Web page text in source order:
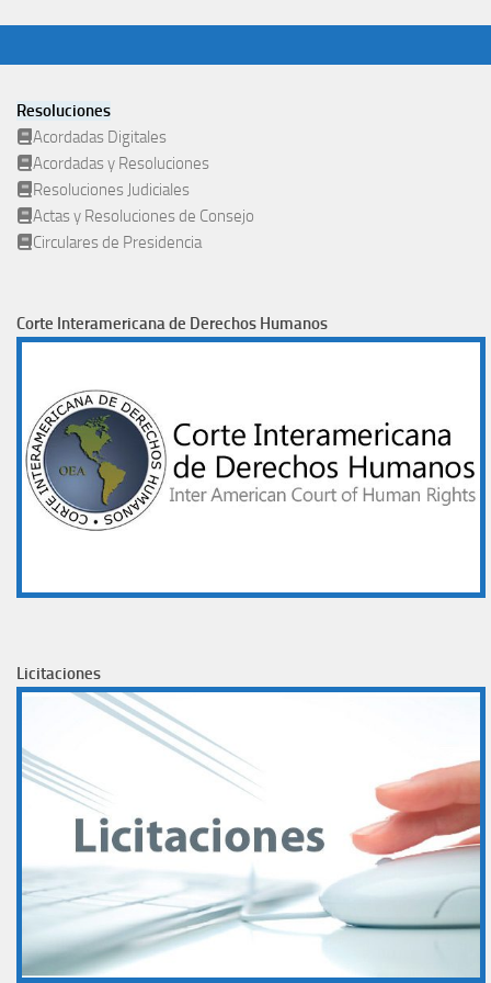
Resoluciones
Acordadas Digitales
Acordadas y Resoluciones
Resoluciones Judiciales
Actas y Resoluciones de Consejo
Circulares de Presidencia
Corte Interamericana de Derechos Humanos
Licitaciones